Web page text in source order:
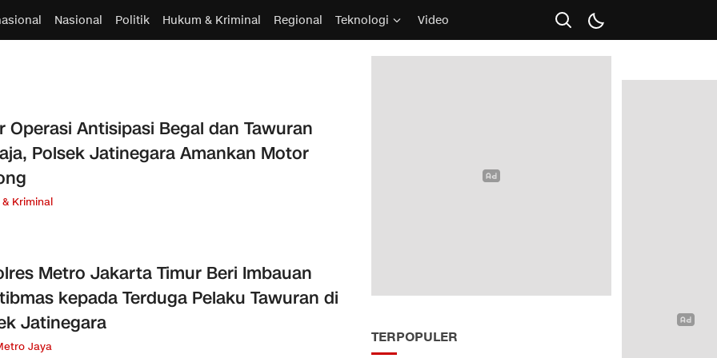
Nasional Politik Hukum & Kriminal Regional Teknologi Video
Operasi Antisipasi Begal dan Tawuran
Polsek Jatinegara Amankan Motor
Kriminal
Metro Jakarta Timur Beri Imbauan
kepada Terduga Pelaku Tawuran di
Jatinegara
Jaya
TERPOPULER